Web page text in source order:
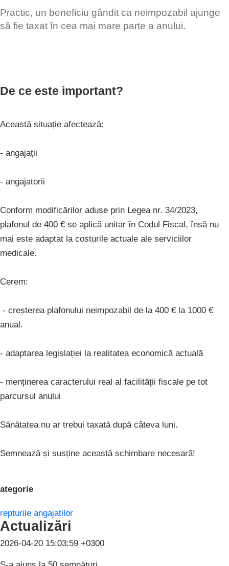
Practic, un beneficiu gândit ca neimpozabil ajunge
să fie taxat în cea mai mare parte a anului.
De ce este important?
Această situație afectează:
- angajații
- angajatorii
Conform modificărilor aduse prin Legea nr. 34/2023,
plafonul de 400 € se aplică unitar în Codul Fiscal, însă nu
mai este adaptat la costurile actuale ale serviciilor
medicale.
Cerem:
- creșterea plafonului neimpozabil de la 400 € la 1000 €
anual.
- adaptarea legislației la realitatea economică actuală
- menținerea caracterului real al facilității fiscale pe tot
parcursul anului
Sănătatea nu ar trebui taxată după câteva luni.
Semnează și susține această schimbare necesară!
angajatilor
Actualizări
2026-04-20 15:03:59 +0300